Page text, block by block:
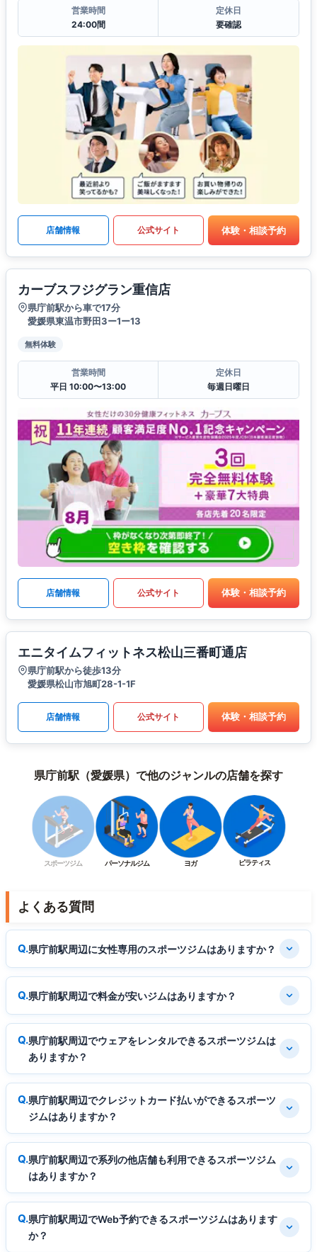
営業時間
24:00間
定休日
要確認
店舗情報 公式サイト 体験・相談予約
カーブスフジグラン重信店
県庁前駅から車で17分
愛媛県東温市野田3ー1ー13
無料体験
営業時間
平日 10:00〜13:00
定休日
毎週日曜日
店舗情報 公式サイト 体験・相談予約
エニタイムフィットネス松山三番町通店
県庁前駅から徒歩13分
愛媛県松山市旭町28-1-1F
店舗情報 公式サイト 体験・相談予約
県庁前駅（愛媛県）で他のジャンルの店舗を探す
スポーツジム パーソナルジム ヨガ ピラティス
よくある質問
県庁前駅周辺に女性専用のスポーツジムはありますか？
県庁前駅周辺で料金が安いジムはありますか？
県庁前駅周辺でウェアをレンタルできるスポーツジムは
ありますか？
県庁前駅周辺でクレジットカード払いができるスポーツ
ジムはありますか？
県庁前駅周辺で系列の他店舗も利用できるスポーツジム
はありますか？
県庁前駅周辺でWeb予約できるスポーツジムはあります
か？